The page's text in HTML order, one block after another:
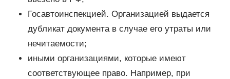
Госавтоинспекцией. Организацией выдается
дубликат документа в случае его утраты или
нечитаемости;
иными организациями, которые имеют
соответствующее право. Например, при